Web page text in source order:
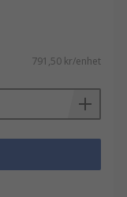
791,50 kr/enhet